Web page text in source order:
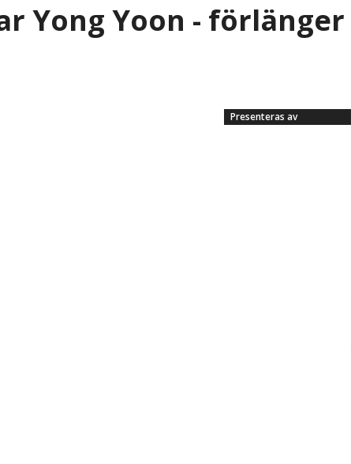
Yong Yoon - förlänger
Presenteras av